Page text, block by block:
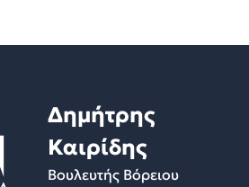
Δημήτρης
Καιρίδης
Βουλευτής Βόρειου